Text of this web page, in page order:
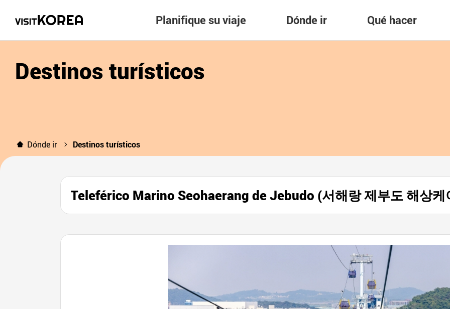
Planifique su viaje Dónde ir Qué hacer
Destinos turísticos
Dónde ir Destinos turísticos
Teleférico Marino Seohaerang de Jebudo (서해랑 제부도 해상케